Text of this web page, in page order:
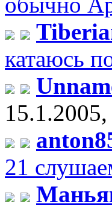
катаюсь
21